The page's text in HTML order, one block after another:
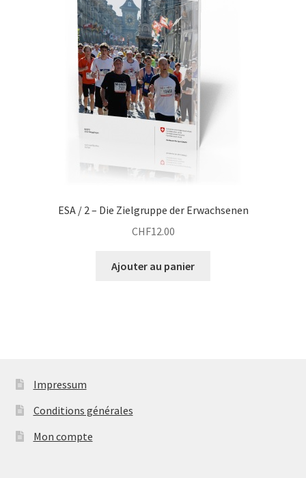
ESA / 2 – Die Zielgruppe der Erwachsenen
CHF12.00
Ajouter au panier
Impressum
Conditions générales
Mon compte